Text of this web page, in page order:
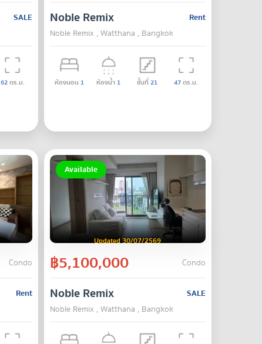
SALE
62ตร.ม.
Rent
Noble Remix
Noble Remix , Watthana , Bangkok
ห้องนอน 1 ห้องน้ำ 1 ชั้นที่21 47ตร.ม.
Condo
Rent
Available
Updated 30/07/2569
฿5,100,000 Condo
SALE
Noble Remix
Noble Remix , Watthana , Bangkok